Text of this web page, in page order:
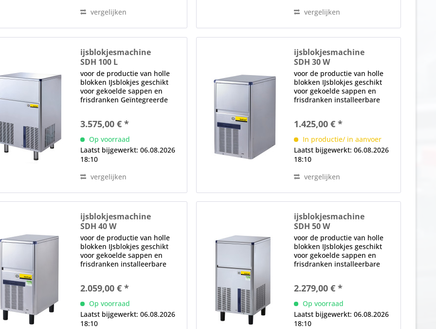
vergelijken
vergelijken
ijsblokjesmachine
SDH 100 L
voor de productie van holle
blokken IJsblokjes geschikt
voor gekoelde sappen en
frisdranken Geïntegreerde
onderdelen gemaakt van
voedselveilige materialen
positief sproeisysteem,...
3.575,00 € *
Op voorraad
Laatst bijgewerkt: 06.08.2026
18:10
vergelijken
ijsblokjesmachine
SDH 30 W
voor de productie van holle
blokken IJsblokjes geschikt
voor gekoelde sappen en
frisdranken installeerbare
watervoerende onderdelen
gemaakt van voedselveilige
materialen positief...
1.425,00 € *
In productie/ in aanvoer
Laatst bijgewerkt: 06.08.2026
18:10
vergelijken
ijsblokjesmachine
SDH 40 W
voor de productie van holle
blokken IJsblokjes geschikt
voor gekoelde sappen en
frisdranken installeerbare
watervoerende onderdelen
gemaakt van voedselveilige
materialen positief...
2.059,00 € *
Op voorraad
Laatst bijgewerkt: 06.08.2026
18:10
ijsblokjesmachine
SDH 50 W
voor de productie van holle
blokken IJsblokjes geschikt
voor gekoelde sappen en
frisdranken installeerbare
watervoerende onderdelen
gemaakt van voedselveilige
materialen positief...
2.279,00 € *
Op voorraad
Laatst bijgewerkt: 06.08.2026
18:10